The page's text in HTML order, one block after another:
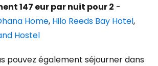
147 eur par nuit pour 2 -
Home, Hilo Reeds Bay Hotel,
Hostel
pouvez également séjourner dans